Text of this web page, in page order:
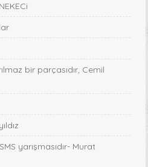
bir parçasıdır, Cemil
yarışmasıdır- Murat